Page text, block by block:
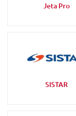
Jeta Pro
SISTAR